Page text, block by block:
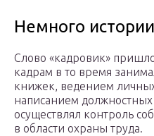
Немного истории
Слово «кадровик»
кадрам в то время
книжек, ведением
написанием
осуществлял контроль
в области охраны труда.